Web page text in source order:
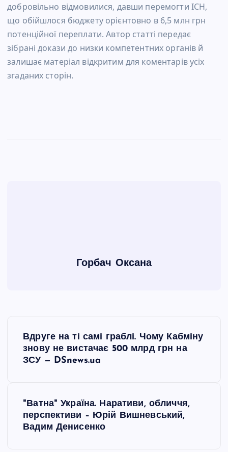
добровільно відмовилися, давши перемогти ІСН,
що обійшлося бюджету орієнтовно в 6,5 млн грн
потенційної переплати. Автор статті передає
зібрані докази до низки компетентних органів й
залишає матеріал відкритим для коментарів усіх
згаданих сторін.
Горбач Оксана
Вдруге на ті самі граблі. Чому Кабміну
знову не вистачає 500 млрд грн на
ЗСУ — DSnews.ua
"Ватна" Україна. Наративи, обличчя,
перспективи – Юрій Вишневський,
Вадим Денисенко